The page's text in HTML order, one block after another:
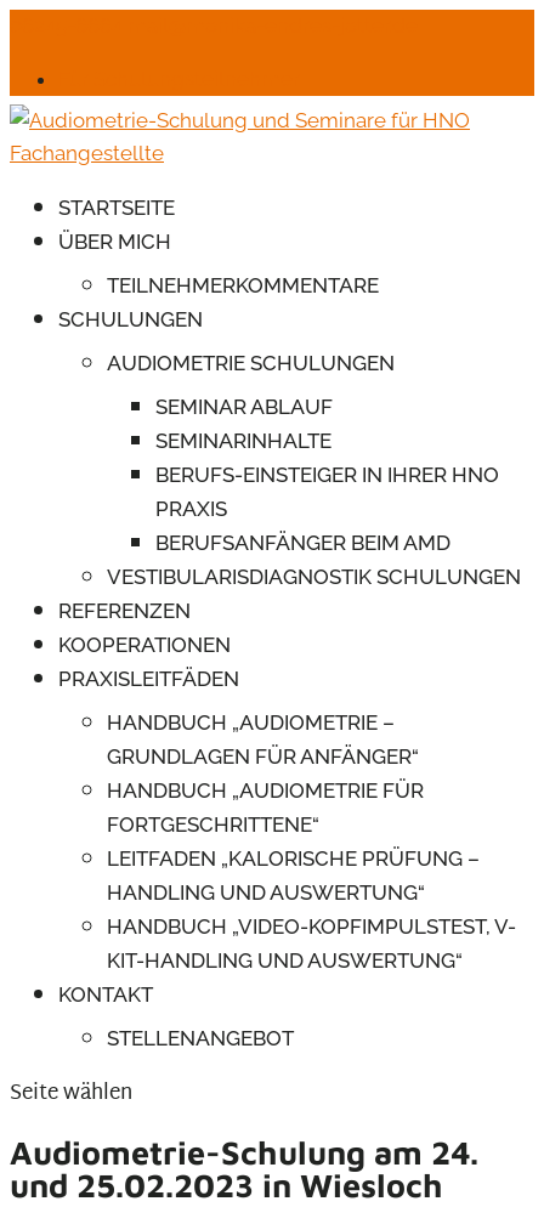
STARTSEITE
ÜBER MICH
TEILNEHMERKOMMENTARE
SCHULUNGEN
AUDIOMETRIE SCHULUNGEN
SEMINAR ABLAUF
SEMINARINHALTE
BERUFS-EINSTEIGER IN IHRER HNO
PRAXIS
BERUFSANFÄNGER BEIM AMD
VESTIBULARISDIAGNOSTIK SCHULUNGEN
REFERENZEN
KOOPERATIONEN
PRAXISLEITFÄDEN
HANDBUCH „AUDIOMETRIE –
GRUNDLAGEN FÜR ANFÄNGER“
HANDBUCH „AUDIOMETRIE FÜR
FORTGESCHRITTENE“
LEITFADEN „KALORISCHE PRÜFUNG –
HANDLING UND AUSWERTUNG“
HANDBUCH „VIDEO-KOPFIMPULSTEST, V-
KIT-HANDLING UND AUSWERTUNG“
KONTAKT
STELLENANGEBOT
Seite wählen
Audiometrie-Schulung am 24.
und 25.02.2023 in Wiesloch